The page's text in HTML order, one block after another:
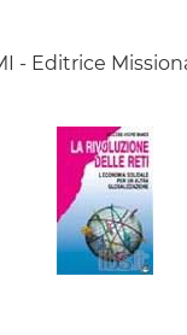
- Editrice